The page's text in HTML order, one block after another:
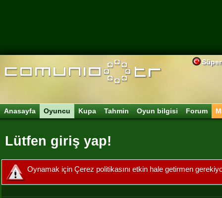
Anasayfa Oyuncu Kupa Tahmin Oyun bilgisi Forum
Lütfen giriş yap!
Oynamak için Çerez politikasını etkin hale getirmen